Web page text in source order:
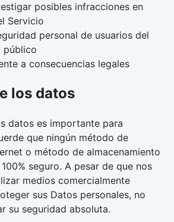
posibles infracciones en
Servicio
personal de usuarios del
público
a consecuencias legales
los datos
datos es importante para
que ningún método de
o método de almacenamiento
seguro. A pesar de que nos
medios comercialmente
sus Datos personales, no
su seguridad absoluta.